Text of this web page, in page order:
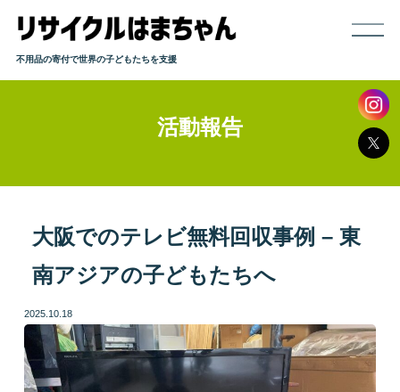
ホーム
寄付までの流れ
取り扱い品目
発送方法
よくある質問
活動報告
不用品の寄付で世界の子どもたちを支援
活動報告
大阪でのテレビ無料回収事例 – 東
南アジアの子どもたちへ
2025.10.18